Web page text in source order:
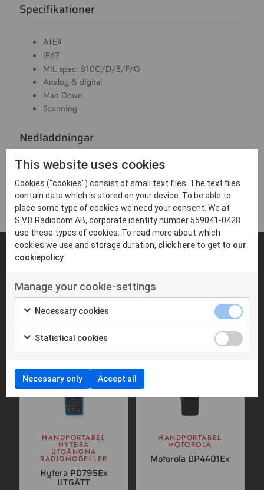
Specifikationer
ATEX
IP67
MIL spec: 810C/D/E/F/G
Analog & digital
Man Down
Scanning
Nedladdningar
2 MB,PDF
Liknande produkter
HANDPORTABEL
HYTERA
UTGÅNGNA
RADIOMODELLER
Hytera PD795Ex
UTGÅTT
HANDPORTABEL
MOTOROLA
Motorola DP4401Ex
This website uses cookies
Cookies ("cookies") consist of small text files. The text files
contain data which is stored on your device. To be able to
place some type of cookies we need your consent. We at
S.V.B Radiocom AB, corporate identity number 559041-0428
use these types of cookies. To read more about which
cookies we use and storage duration, click here to get to our
cookiepolicy.
Manage your cookie-settings
Necessary cookies
Statistical cookies
Necessary only Accept all